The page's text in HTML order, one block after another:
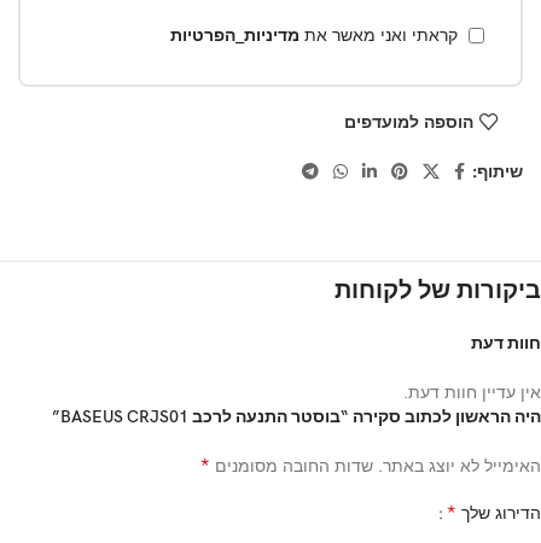
קראתי ואני מאשר את מדיניות_הפרטיות
הוספה למועדפים
שיתוף:
ביקורות של לקוחות
חוות דעת
אין עדיין חוות דעת.
היה הראשון לכתוב סקירה “בוסטר התנעה לרכב BASEUS CRJS01”
האימייל לא יוצג באתר. שדות החובה מסומנים *
הדירוג שלך *